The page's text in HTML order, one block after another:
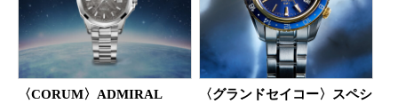
〈CORUM〉ADMIRAL
〈グランドセイコー〉スペシ